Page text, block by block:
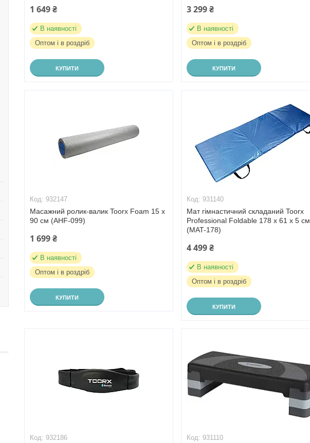
1 649 ₴
В наявності
Оптом і в роздріб
КУПИТИ
3 299 ₴
В наявності
Оптом і в роздріб
КУПИТИ
932147
Масажний ролик-валик Toorx Foam 15 х
90 см (AHF-099)
1 699 ₴
В наявності
Оптом і в роздріб
КУПИТИ
931140
Мат гімнастичний складаний Toorx
Professional Foldable 178 х 61 х 5 см
(MAT-178)
4 499 ₴
В наявності
Оптом і в роздріб
КУПИТИ
932186 931110